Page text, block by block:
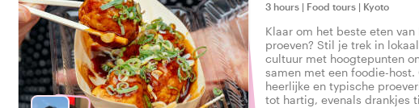
3 hours | Food tours | Kyoto
Klaar om het beste eten van
proeven? Stil je trek in
cultuur met hoogtepunten
samen met een foodie-host.
heerlijke en typische
tot hartig, evenals drankjes